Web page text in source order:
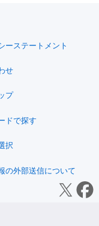
ーステートメント
せ
プ
ドで探す
択
の外部送信について